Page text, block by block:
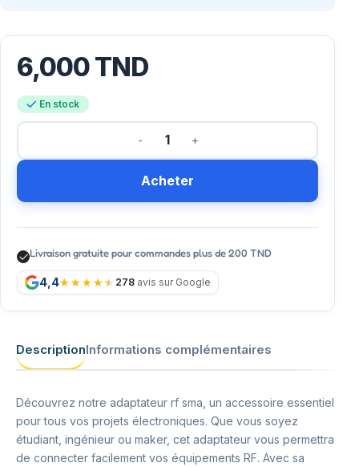
6,000TND
En stock
Acheter
Livraison gratuite pour commandes plus de 200 TND
4,4 278 avis sur Google
DescriptionInformations complémentaires
Découvrez notre adaptateur rf sma, un accessoire essentiel
pour tous vos projets électroniques. Que vous soyez
étudiant, ingénieur ou maker, cet adaptateur vous permettra
de connecter facilement vos équipements RF. Avec sa